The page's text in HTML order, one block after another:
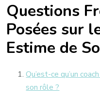
Questions
Posées sur
Estime de
Qu’est-ce qu’un
son rôle ?